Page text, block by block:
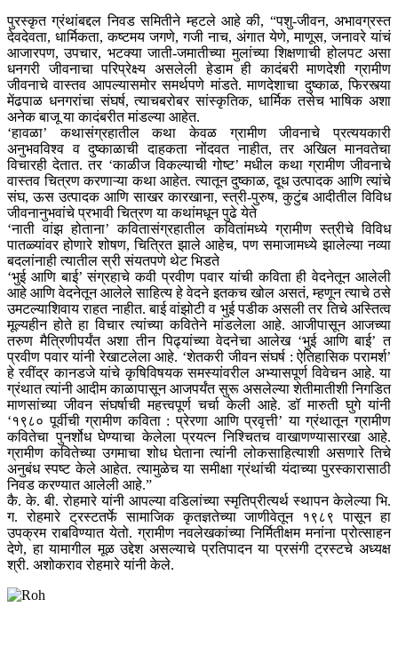
पुरस्कृत ग्रंथांबद्दल निवड समितीने म्हटले आहे की, “पशु-जीवन, अभावग्रस्त
देवदेवता, धार्मिकता, कष्टमय जगणे, गजी नाच, अंगात येणे, माणूस, जनावरे यांचं
आजारपण, उपचार, भटक्या जाती-जमातीच्या मुलांच्या शिक्षणाची होलपट असा
धनगरी जीवनाचा परिप्रेक्ष्य असलेली हेडाम ही कादंबरी माणदेशी ग्रामीण
जीवनाचे वास्तव आपल्यासमोर समर्थपणे मांडते. माणदेशाचा दुष्काळ, फिरस्त्या
मेंढपाळ धनगरांचा संघर्ष, त्याचबरोबर सांस्कृतिक, धार्मिक तसेच भाषिक अशा
अनेक बाजू या कादंबरीत मांडल्या आहेत.
‘हावळा’ कथासंग्रहातील कथा केवळ ग्रामीण जीवनाचे प्रत्ययकारी
अनुभवविश्व व दुष्काळाची दाहकता नोंदवत नाहीत, तर अखिल मानवतेचा
विचारही देतात. तर ‘काळीज विकल्याची गोष्ट’ मधील कथा ग्रामीण जीवनाचे
वास्तव चित्रण करणाऱ्या कथा आहेत. त्यातून दुष्काळ, दूध उत्पादक आणि त्यांचे
संघ, ऊस उत्पादक आणि साखर कारखाना, स्त्री-पुरुष, कुटुंब आदीतील विविध
जीवनानुभवांचे प्रभावी चित्रण या कथांमधून पुढे येते
‘नाती वांझ होताना’ कवितासंग्रहातील कवितांमध्ये ग्रामीण स्त्रीचे विविध
पातळ्यांवर होणारे शोषण, चित्रित झाले आहेच, पण समाजामध्ये झालेल्या नव्या
बदलांनाही त्यातील स्री संयतपणे थेट भिडते
‘भुई आणि बाई’ संग्रहाचे कवी प्रवीण पवार यांची कविता ही वेदनेतून आलेली
आहे आणि वेदनेतून आलेले साहित्य हे वेदने इतकच खोल असतं, म्हणून त्याचे ठसे
उमटल्याशिवाय राहत नाहीत. बाई वांझोटी व भुई पडीक असली तर तिचे अस्तित्व
मूल्यहीन होते हा विचार त्यांच्या कवितेने मांडलेला आहे. आजीपासून आजच्या
तरुण मैत्रिणीपर्यंत अशा तीन पिढ्यांच्या वेदनेचा आलेख ‘भुई आणि बाई’ त
प्रवीण पवार यांनी रेखाटलेला आहे. ‘शेतकरी जीवन संघर्ष : ऐतिहासिक परामर्श’
हे रवींद्र कानडजे यांचे कृषिविषयक समस्यांवरील अभ्यासपूर्ण विवेचन आहे. या
ग्रंथात त्यांनी आदीम काळापासून आजपर्यंत सुरू असलेल्या शेतीमातीशी निगडित
माणसांच्या जीवन संघर्षाची महत्त्वपूर्ण चर्चा केली आहे. डॉ मारुती घुगे यांनी
‘१९८० पूर्वीची ग्रामीण कविता : प्रेरणा आणि प्रवृत्ती’ या ग्रंथातून ग्रामीण
कवितेचा पुनर्शोध घेण्याचा केलेला प्रयत्न निश्चितच वाखाणण्यासारखा आहे.
ग्रामीण कवितेच्या उगमाचा शोध घेताना त्यांनी लोकसाहित्याशी असणारे तिचे
अनुबंध स्पष्ट केले आहेत. त्यामुळेच या समीक्षा ग्रंथांची यंदाच्या पुरस्कारासाठी
निवड करण्यात आलेली आहे.”
कै. के. बी. रोहमारे यांनी आपल्या वडिलांच्या स्मृतिप्रीत्यर्थ स्थापन केलेल्या भि.
ग. रोहमारे ट्रस्टतर्फे सामाजिक कृतज्ञतेच्या जाणीवेतून १९८९ पासून हा
उपक्रम राबविण्यात येतो. ग्रामीण नवलेखकांच्या निर्मितीक्षम मनांना प्रोत्साहन
देणे, हा यामागील मूळ उद्देश असल्याचे प्रतिपादन या प्रसंगी ट्रस्टचे अध्यक्ष
श्री. अशोकराव रोहमारे यांनी केले.